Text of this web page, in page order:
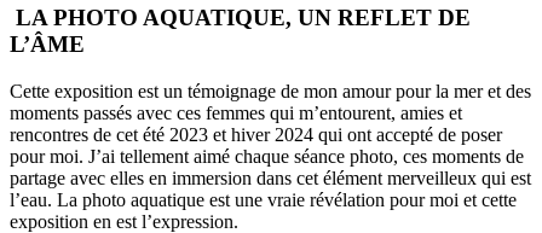
LA PHOTO AQUATIQUE, UN REFLET DE
L’ÂME
Cette exposition est un témoignage de mon amour pour la mer et des
moments passés avec ces femmes qui m’entourent, amies et
rencontres de cet été 2023 et hiver 2024 qui ont accepté de poser
pour moi. J’ai tellement aimé chaque séance photo, ces moments de
partage avec elles en immersion dans cet élément merveilleux qui est
l’eau. La photo aquatique est une vraie révélation pour moi et cette
exposition en est l’expression.